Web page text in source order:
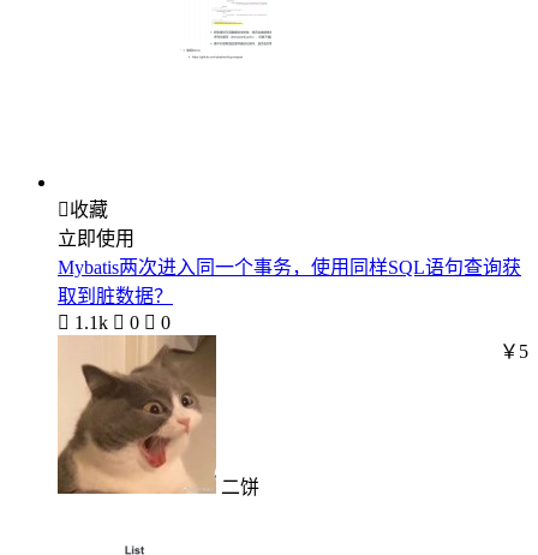
收藏
立即使用
Mybatis两次进入同一个事务，使用同样SQL语句查询获
取到脏数据？
 1.1k  0  0
二饼
￥5